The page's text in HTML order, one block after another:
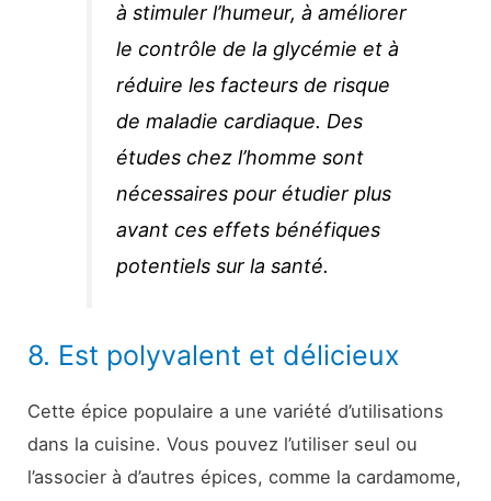
à stimuler l’humeur, à améliorer
le contrôle de la glycémie et à
réduire les facteurs de risque
de maladie cardiaque. Des
études chez l’homme sont
nécessaires pour étudier plus
avant ces effets bénéfiques
potentiels sur la santé.
8. Est polyvalent et délicieux
Cette épice populaire a une variété d’utilisations
dans la cuisine. Vous pouvez l’utiliser seul ou
l’associer à d’autres épices, comme la cardamome,